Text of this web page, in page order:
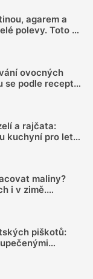
agarem a
polevy. Toto je
ovocných
se podle receptu
a rajčata:
kuchyní pro letní
maliny?
i v zimě.
piškotů: